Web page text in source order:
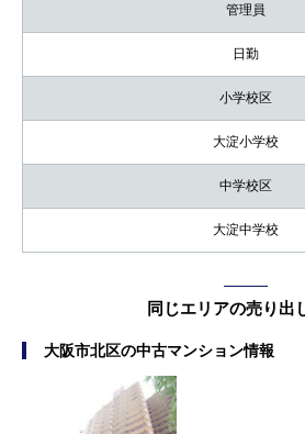
管理員
日勤
小学校区
大淀小学校
中学校区
大淀中学校
同じエリアの売り出
大阪市北区の中古マンション情報